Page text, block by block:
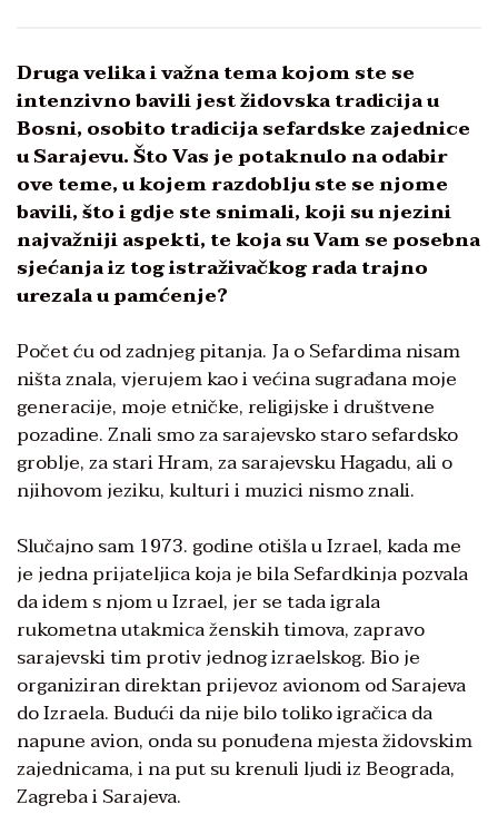
Druga velika i važna tema kojom ste se
intenzivno bavili jest židovska tradicija u
Bosni, osobito tradicija sefardske zajednice
u Sarajevu. Što Vas je potaknulo na odabir
ove teme, u kojem razdoblju ste se njome
bavili, što i gdje ste snimali, koji su njezini
najvažniji aspekti, te koja su Vam se posebna
sjećanja iz tog istraživačkog rada trajno
urezala u pamćenje?
Počet ću od zadnjeg pitanja. Ja o Sefardima nisam
ništa znala, vjerujem kao i većina sugrađana moje
generacije, moje etničke, religijske i društvene
pozadine. Znali smo za sarajevsko staro sefardsko
groblje, za stari Hram, za sarajevsku Hagadu, ali o
njihovom jeziku, kulturi i muzici nismo znali.
Slučajno sam 1973. godine otišla u Izrael, kada me
je jedna prijateljica koja je bila Sefardkinja pozvala
da idem s njom u Izrael, jer se tada igrala
rukometna utakmica ženskih timova, zapravo
sarajevski tim protiv jednog izraelskog. Bio je
organiziran direktan prijevoz avionom od Sarajeva
do Izraela. Budući da nije bilo toliko igračica da
napune avion, onda su ponuđena mjesta židovskim
zajednicama, i na put su krenuli ljudi iz Beograda,
Zagreba i Sarajeva.